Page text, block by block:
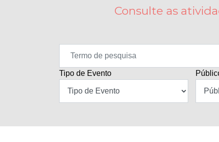
Consulte as
Tipo de Evento